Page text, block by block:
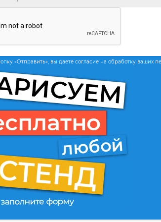
«Отправить», вы даете согласие на обработку ваших